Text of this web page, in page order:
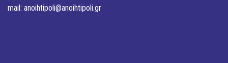
mail: anoihtipoli@anoihtipoli.gr